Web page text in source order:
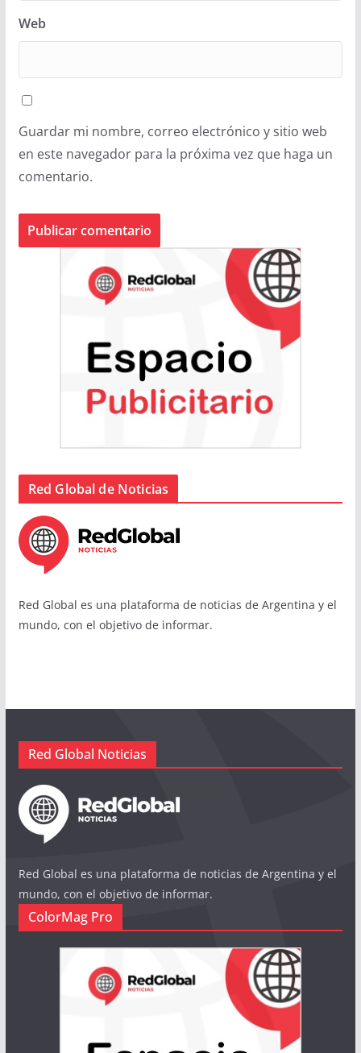
Web
Guardar mi nombre, correo electrónico y sitio web
en este navegador para la próxima vez que haga un
comentario.
Red Global de Noticias
Red Global es una plataforma de noticias de Argentina y el
mundo, con el objetivo de informar.
Red Global Noticias
Red Global es una plataforma de noticias de Argentina y el
mundo, con el objetivo de informar.
ColorMag Pro